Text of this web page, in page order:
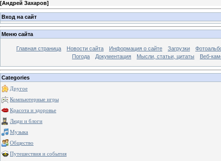
[Андрей Захаров]
Вход на сайт
Меню сайта
Главная страница Новости сайта Информация о сайте Загрузки
Погода
Документация Мысли, статьи, цитаты Веб-
Categories
Другое
Компьютерные игры
Красота и здоровье
Люди и блоги
Музыка
Общество
Путешествия и события